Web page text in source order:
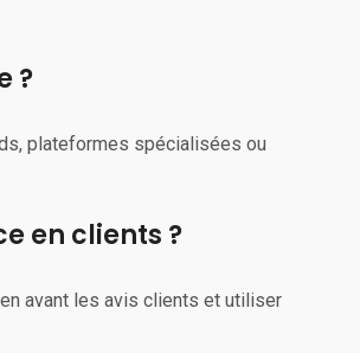
?
plateformes spécialisées ou
en clients ?
avant les avis clients et utiliser